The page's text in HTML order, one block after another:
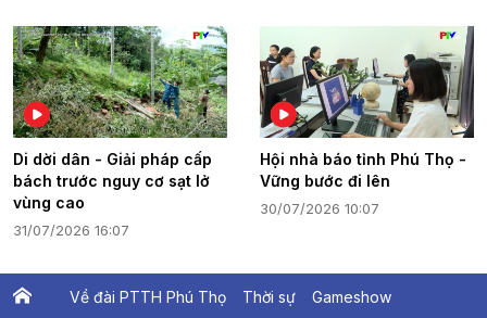
Di dời dân - Giải pháp cấp
bách trước nguy cơ sạt lở
vùng cao
31/07/2026 16:07
Hội nhà báo tỉnh Phú Thọ -
Vững bước đi lên
30/07/2026 10:07
Về đài PTTH Phú Thọ Thời sự Gameshow